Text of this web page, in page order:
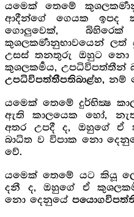
යමෙක් තෙමේ
ආදීන්ගේ ගෙයක ඉපද
ගොලුවෙක්,
කුශලකර්‍මානුභාවයෙන්
උසස් තනතුරු ඔහුට නො
කුශලකර්‍මය, උපධිවිපත්තීන්
උපධිවිපත්තීපතිබාළ්හ, නම්
යමෙක් තෙමේ දුර්භික්‍ෂ
ඇති කාලයෙක හෝ,
අතර උපදී ද, ඔහුගේ ඒ
බාධිත ව විපාක නො
වේ.
යමෙක් තෙමේ යට කියූ
දනී ද, ඔහුගේ ඒ
නො දෙනුයේ